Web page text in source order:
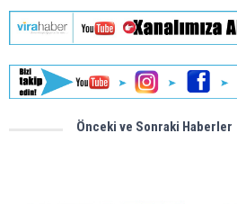
Önceki ve Sonraki Haberler